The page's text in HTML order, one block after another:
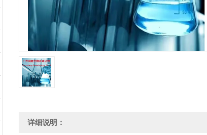
详细说明：